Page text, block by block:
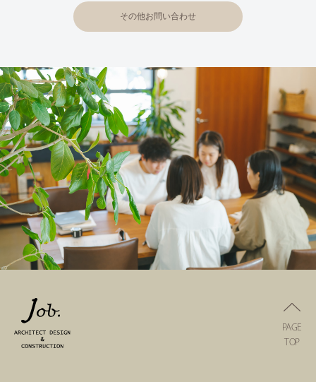
その他お問い合わせ
PAGE
TOP